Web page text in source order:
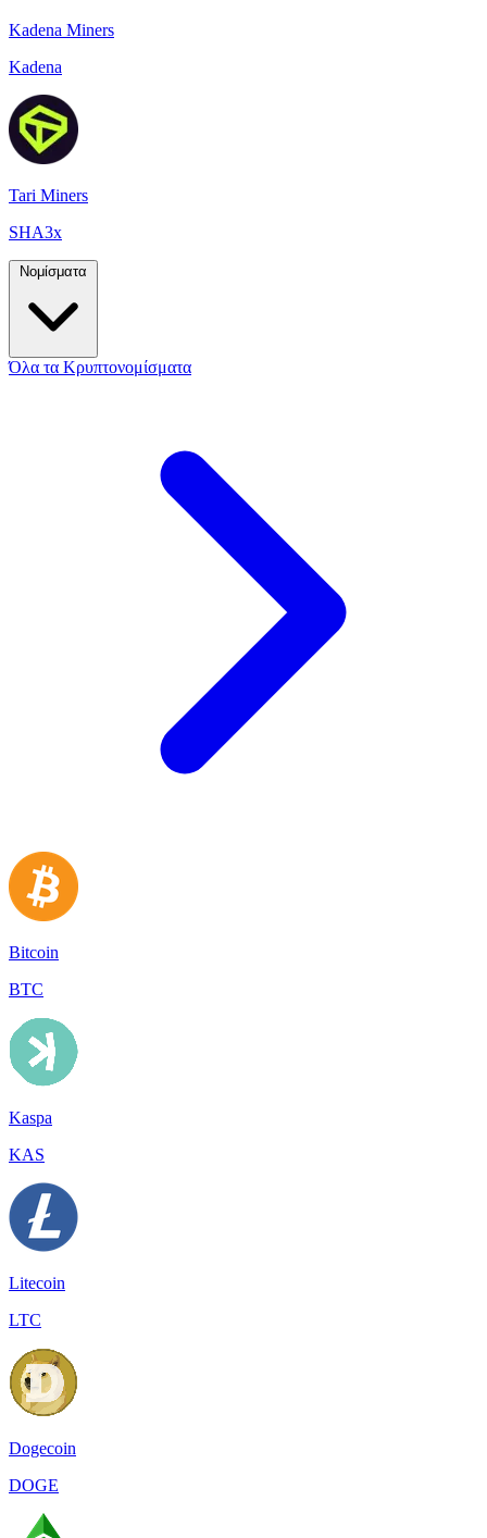
Kadena Miners
Kadena
Tari Miners
SHA3x
Νομίσματα
Όλα τα Κρυπτονομίσματα
Bitcoin
BTC
Kaspa
KAS
Litecoin
LTC
Dogecoin
DOGE